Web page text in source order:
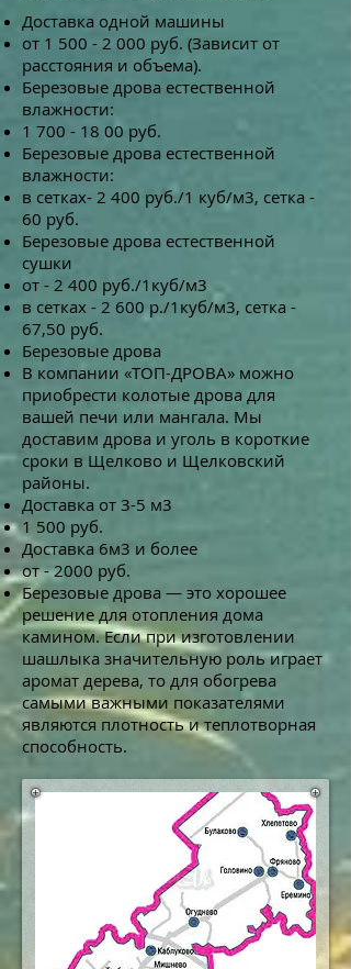
Доставка одной машины
от 1 500 - 2 000 руб. (Зависит от
расстояния и объема).
Березовые дрова естественной
влажности:
1 700 - 18 00 руб.
Березовые дрова естественной
влажности:
в сетках- 2 400 руб./1 куб/м3, сетка -
60 руб.
Березовые дрова естественной
сушки
от - 2 400 руб./1куб/м3
в сетках - 2 600 р./1куб/м3, сетка -
67,50 руб.
Березовые дрова
В компании «ТОП-ДРОВА» можно
приобрести колотые дрова для
вашей печи или мангала. Мы
доставим дрова и уголь в короткие
сроки в Щелково и Щелковский
районы.
Доставка от 3-5 м3
1 500 руб.
Доставка 6м3 и более
от - 2000 руб.
Березовые дрова — это хорошее
решение для отопления дома
камином. Если при изготовлении
шашлыка значительную роль играет
аромат дерева, то для обогрева
самыми важными показателями
являются плотность и теплотворная
способность.